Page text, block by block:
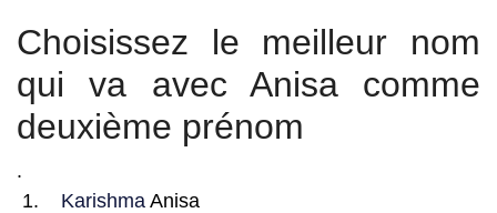
Choisissez le meilleur nom
qui va avec Anisa comme
deuxième prénom
.
Karishma Anisa